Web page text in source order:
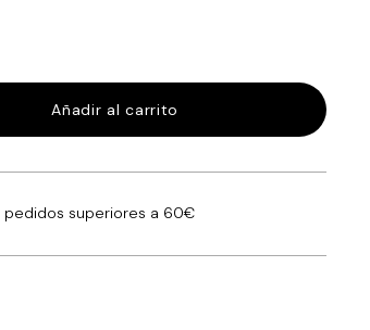
Añadir al carrito
pedidos superiores a 60€